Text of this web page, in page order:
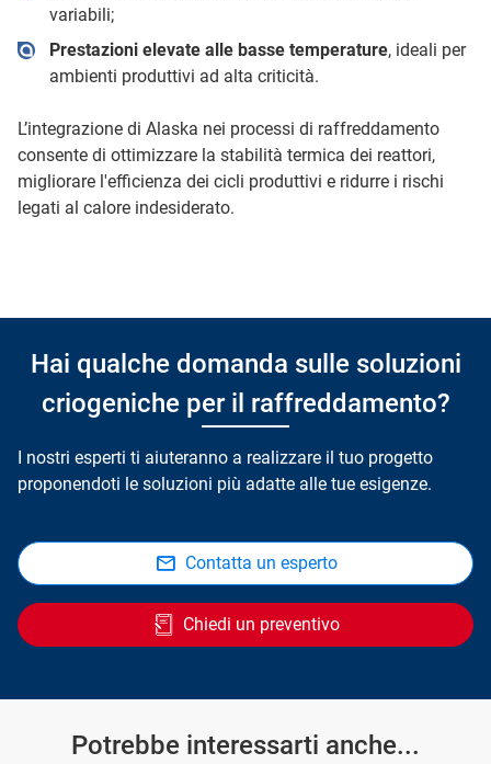
variabili;
Prestazioni elevate alle basse temperature, ideali per
ambienti produttivi ad alta criticità.
L’integrazione di Alaska nei processi di raffreddamento
consente di ottimizzare la stabilità termica dei reattori,
migliorare l'efficienza dei cicli produttivi e ridurre i rischi
legati al calore indesiderato.
Hai qualche domanda sulle soluzioni
criogeniche per il raffreddamento?
I nostri esperti ti aiuteranno a realizzare il tuo progetto
proponendoti le soluzioni più adatte alle tue esigenze.
Contatta un esperto
Chiedi un preventivo
Potrebbe interessarti anche...